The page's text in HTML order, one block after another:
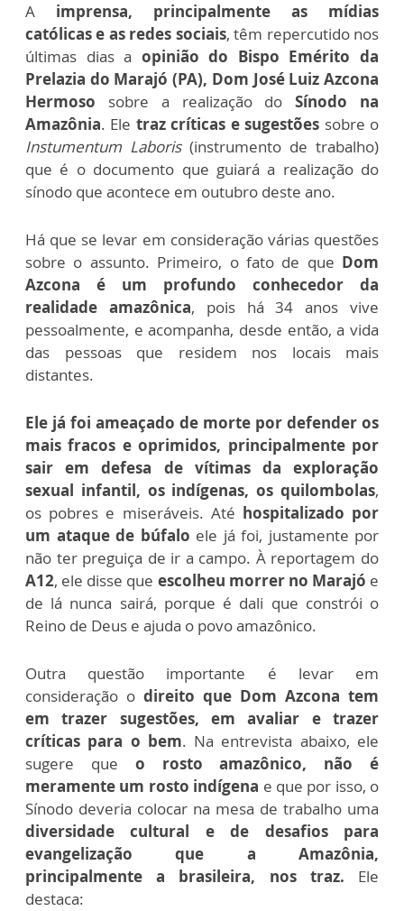
A imprensa, principalmente as mídias
católicas e as redes sociais, têm repercutido nos
últimas dias a opinião do Bispo Emérito da
Prelazia do Marajó (PA), Dom José Luiz Azcona
Hermoso sobre a realização doSínodo na
Amazônia. Ele traz críticas e sugestões sobre o
Instumentum Laboris(instrumento de trabalho)
que é o documento que guiará a realização do
sínodo que acontece em outubro deste ano.
Há que se levar em consideração várias questões
sobre o assunto. Primeiro, o fato de que Dom
Azcona é um profundo conhecedor da
realidade amazônica, pois há 34 anos vive
pessoalmente, e acompanha, desde então, a vida
das pessoas que residem nos locais mais
distantes.
Ele já foi ameaçado de morte por defender os
mais fracos e oprimidos, principalmente por
sair em defesa de vítimas da exploração
sexual infantil, os indígenas, os quilombolas,
os pobres e miseráveis. Até hospitalizado por
um ataque de búfalo ele já foi, justamente por
não ter preguiça de ir a campo. À reportagem do
A12, ele disse que escolheu morrer no Marajó e
de lá nunca sairá, porque é dali que constrói o
Reino de Deus e ajuda o povo amazônico.
Outra questão importante é levar em
consideração o direito que Dom Azcona tem
em trazer sugestões, em avaliar e trazer
críticas para o bem. Na entrevista abaixo, ele
sugere que o rosto amazônico, não é
meramente um rosto indígena e que por isso, o
Sínodo deveria colocar na mesa de trabalho uma
diversidade cultural e de desafios para
evangelização que a Amazônia,
principalmente a brasileira, nos traz. Ele
destaca: